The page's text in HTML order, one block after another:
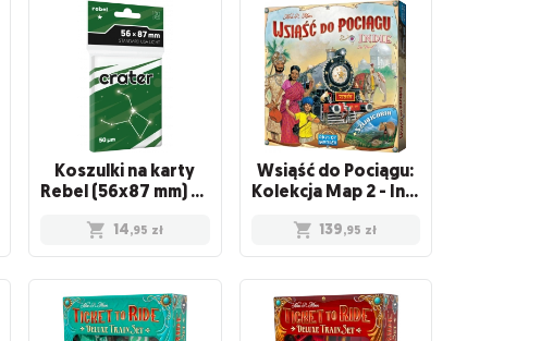
Koszulki na karty
Rebel (56x87 mm) Crater Light, 100 sztuk
14,95 zł
Wsiąść do Pociągu:
Kolekcja Map 2 - Indie i Szwajcaria
139,95 zł